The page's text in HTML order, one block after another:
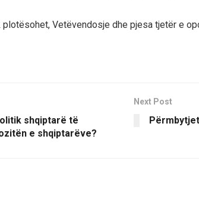
plotësohet, Vetëvendosje dhe pjesa tjetër e
shqiptarë të
e shqiptarëve?
Next Post